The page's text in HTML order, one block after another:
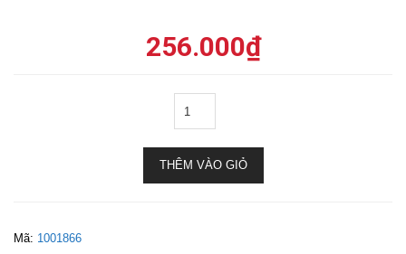
256.000₫
THÊM VÀO GIỎ
Mã: 1001866